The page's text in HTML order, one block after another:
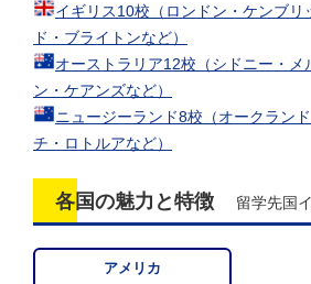
イギリス10校（ロンドン・ケンブリ
ド・ブライトンなど）
オーストラリア12校（シドニー・メ
ン・ケアンズなど）
ニュージーランド8校（オークラン
チ・ロトルアなど）
各国の魅力と特徴 留学先国
アメリカ